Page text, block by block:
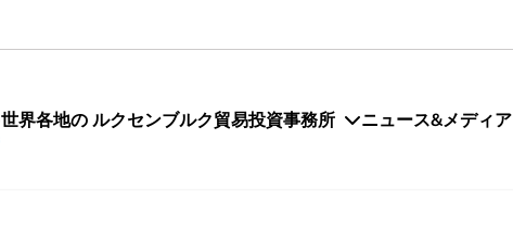
世界各地の ルクセンブルク貿易投資事務所 ニュース&メディア